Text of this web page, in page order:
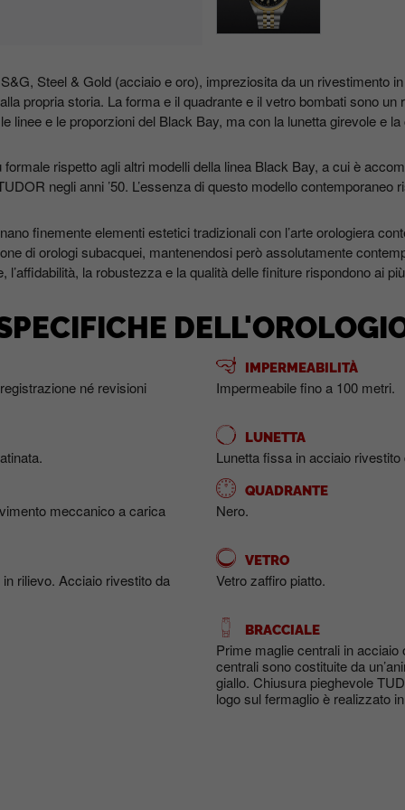
Steel & Gold (acciaio e oro), impreziosita da un rivestimento
propria storia. La forma e il quadrante e il vetro bombati sono
linee e le proporzioni del Black Bay, ma con la lunetta girevole e
rispetto agli altri modelli della linea Black Bay, a cui è
negli anni ’50. L’essenza di questo modello
finemente elementi estetici tradizionali con l’arte orologiera
di orologi subacquei, mantenendosi però assolutamente
l’affidabilità, la robustezza e la qualità delle finiture rispondono ai
né revisioni
IMPERMEABILITÀ
Impermeabile fino a 100 metri.
LUNETTA
Lunetta fissa in acciaio
meccanico a carica
QUADRANTE
Nero.
rilievo. Acciaio rivestito da
VETRO
Vetro zaffiro piatto.
BRACCIALE
Prime maglie centrali in
centrali sono costituite da
giallo. Chiusura pieghevole
logo sul fermaglio è realizzato